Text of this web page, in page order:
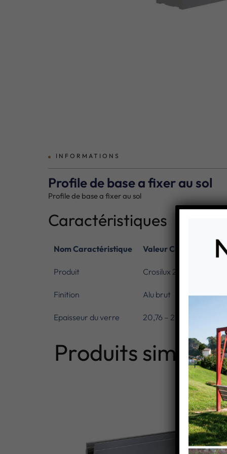
INFORMATIONS
Profile de base a fixer au sol
Profile de base a fixer au sol
Caractéristiques
Nom Caractéristique Valeur
Produit Crosilux 2.0
Finition Alu brut
Epaisseur du verre 20,76 – 21,52
Produits